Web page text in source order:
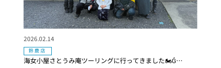
海女小屋さとうみ庵ツーリングに行ってきました🏍️Ǵ…
2026.02.14
鈴鹿店